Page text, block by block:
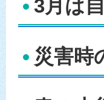
3月は
災害時